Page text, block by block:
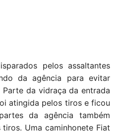
pelos assaltantes
da agência para evitar
da vidraça da entrada
atingida pelos tiros e ficou
da agência também
Uma caminhonete Fiat